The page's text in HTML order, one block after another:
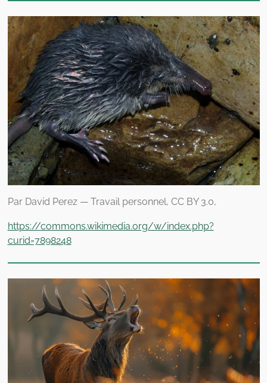
Par David Perez — Travail personnel, CC BY 3.0,
https://commons.wikimedia.org/w/index.php?
curid=7898248